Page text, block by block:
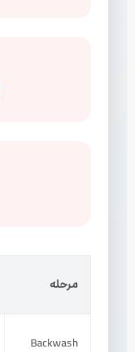
مرحله
Backwash